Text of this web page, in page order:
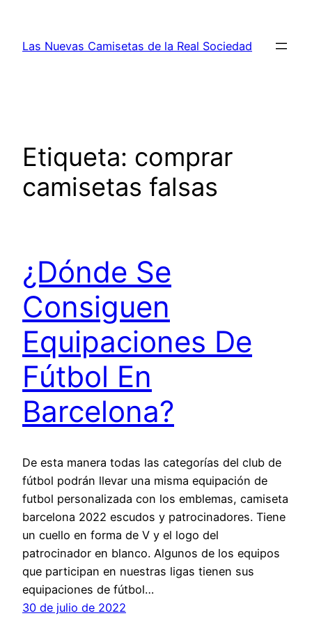
contenido
Las Nuevas Camisetas de la Real Sociedad
Etiqueta: comprar
camisetas falsas
¿Dónde Se
Consiguen
Equipaciones De
Fútbol En
Barcelona?
De esta manera todas las categorías del club de
fútbol podrán llevar una misma equipación de
futbol personalizada con los emblemas, camiseta
barcelona 2022 escudos y patrocinadores. Tiene
un cuello en forma de V y el logo del
patrocinador en blanco. Algunos de los equipos
que participan en nuestras ligas tienen sus
equipaciones de fútbol…
30 de julio de 2022